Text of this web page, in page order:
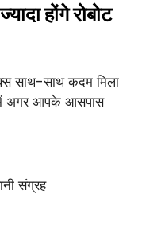
होंगे रोबोट
साथ-साथ कदम मिला
में अगर आपके आसपास